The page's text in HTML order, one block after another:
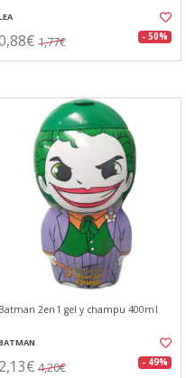
1,77€ - 50%
Batman 2en1 gel y champu 400ml
2,13€ 4,20€ - 49%